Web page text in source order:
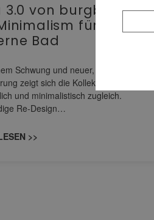
3.0 von burgbad:
für das
Bad
Schwung und neuer, markanter
zeigt sich die Kollektion Sinea
und minimalistisch zugleich.
Re-Design…
>>